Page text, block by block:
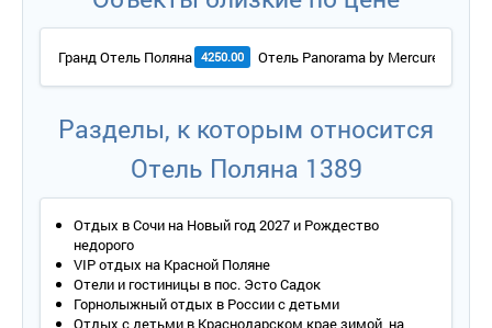
для сушки горнолыжных ботинок, стиральная машина;
тумбочками, телефоном, телевизором, журнальным
столиком, письменным столом, стулом, диваном-кроватью,
2 креслами, шкафом для одежды; балкон.
- уборка номера – ежедневно.
Гранд Отель Поляна 4250.00 Отель Panorama by Mercure
Разделы, к которым относится
Отель Поляна 1389
Отдых в Сочи на Новый год 2027 и Рождество
недорого
VIP отдых на Красной Поляне
Отели и гостиницы в пос. Эсто Садок
Горнолыжный отдых в России с детьми
Отдых с детьми в Краснодарском крае зимой, на